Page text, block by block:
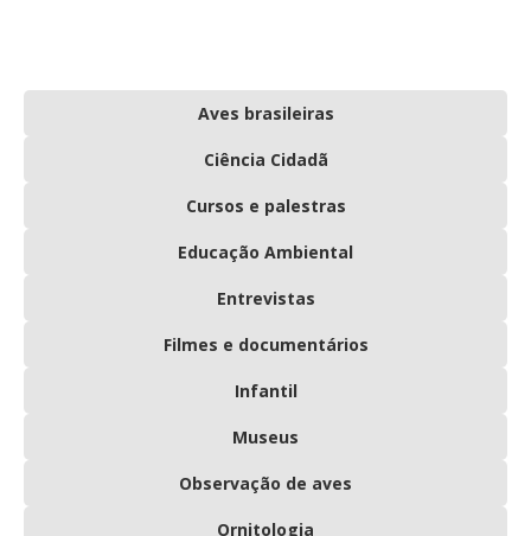
Aves brasileiras
Ciência Cidadã
Cursos e palestras
Educação Ambiental
Entrevistas
Filmes e documentários
Infantil
Museus
Observação de aves
Ornitologia